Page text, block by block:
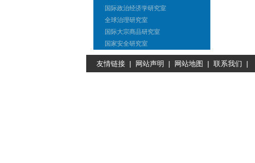
国际政治经济学研究室
全球治理研究室
国际大宗商品研究室
国家安全研究室
友情链接 | 网站声明 | 网站地图 | 联系我们 |